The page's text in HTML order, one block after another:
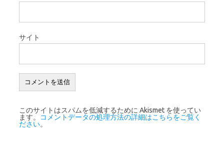
サイト
このサイトはスパムを低減するために Akismet を使ってい
ます。
コメントデータの処理方法の詳細はこちらをご覧く
ださい。